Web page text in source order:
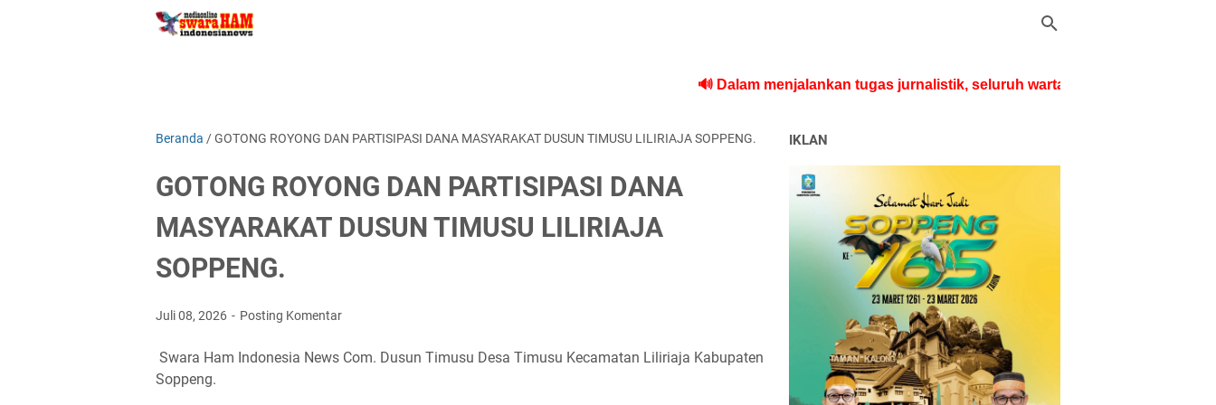
🔊 Dalam menjalankan tugas jurnalistik, seluruh wartawan media online Swara
Beranda /GOTONG ROYONG DAN PARTISIPASI DANA MASYARAKAT DUSUN TIMUSU LILIRIAJA SOPPENG.
GOTONG ROYONG DAN PARTISIPASI DANA
MASYARAKAT DUSUN TIMUSU LILIRIAJA
SOPPENG.
Juli 08, 2026 Posting Komentar
Swara Ham Indonesia News Com. Dusun Timusu Desa Timusu Kecamatan Liliriaja Kabupaten
Soppeng.
IKLAN